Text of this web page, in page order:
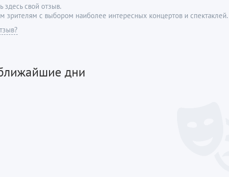
здесь свой отзыв.
зрителям с выбором наиболее интересных концертов и спектаклей.
дни